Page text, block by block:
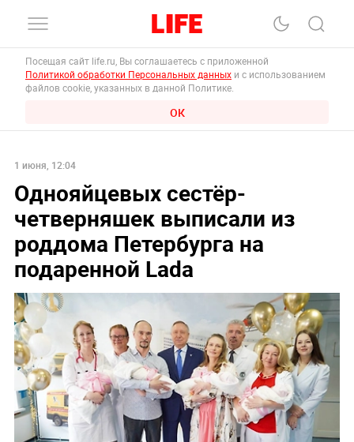
Посещая сайт life.ru, Вы соглашаетесь с приложенной
Политикой обработки Персональных данных и с использованием
файлов cookie, указанных в данной Политике.
ОК
1 июня, 12:04
Однояйцевых сестёр-
четверняшек выписали из
роддома Петербурга на
подаренной Lada